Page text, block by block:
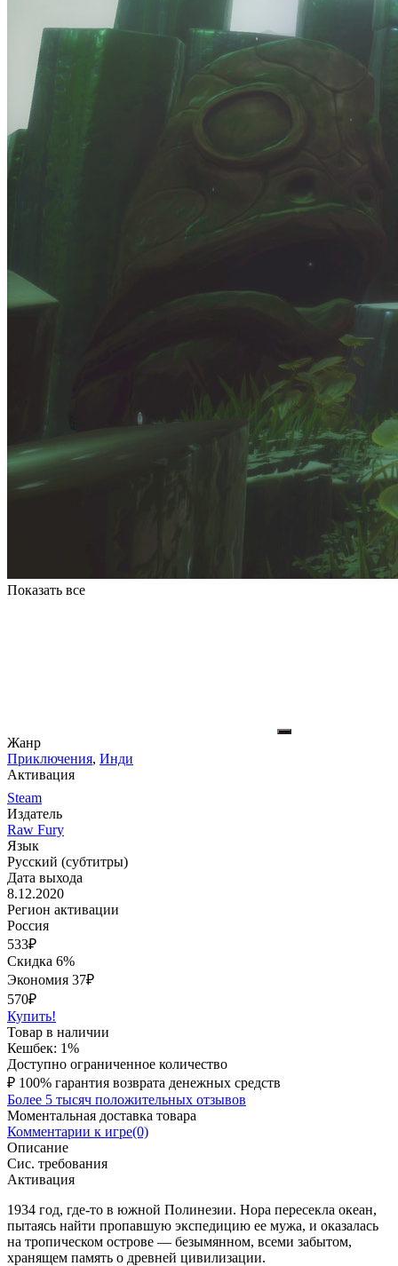
Показать все
Жанр
Приключения, Инди
Активация
Steam
Издатель
Raw Fury
Язык
Русский (субтитры)
Дата выхода
8.12.2020
Регион активации
Россия
533₽
Скидка 6%
Экономия 37₽
570₽
Купить!
Товар в наличии
Кешбек: 1%
Доступно ограниченное количество
₽ 100% гарантия возврата денежных средств
Более 5 тысяч положительных отзывов
Моментальная доставка товара
Комментарии к игре(0)
Описание
Сис. требования
Активация
1934 год, где-то в южной Полинезии. Нора пересекла океан,
пытаясь найти пропавшую экспедицию ее мужа, и оказалась
на тропическом острове — безымянном, всеми забытом,
хранящем память о древней цивилизации.